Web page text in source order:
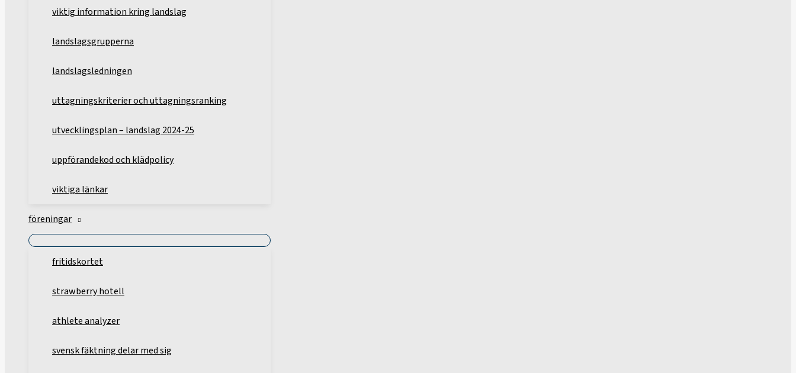
viktig information kring landslag
landslagsgrupperna
landslagsledningen
uttagningskriterier och uttagningsranking
utvecklingsplan – landslag 2024-25
uppförandekod och klädpolicy
viktiga länkar
föreningar
fritidskortet
strawberry hotell
athlete analyzer
svensk fäktning delar med sig